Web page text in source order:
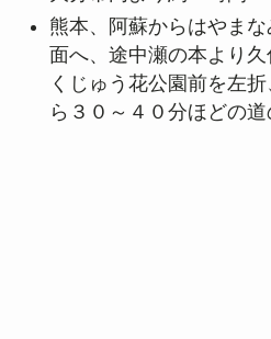
熊本、阿蘇からはやま
面へ、途中瀬の本より久
くじゅう花公園前を左
ら３０～４０分ほどの道